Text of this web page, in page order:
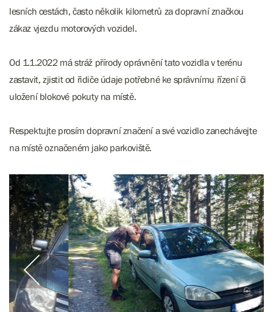
lesních cestách, často několik kilometrů za dopravní značkou
zákaz vjezdu motorových vozidel.
Od 1.1.2022 má stráž přírody oprávnění tato vozidla v terénu
zastavit, zjistit od řidiče údaje potřebné ke správnímu řízení či
uložení blokové pokuty na místě.
Respektujte prosím dopravní značení a své vozidlo zanechávejte
na místě označeném jako parkoviště.